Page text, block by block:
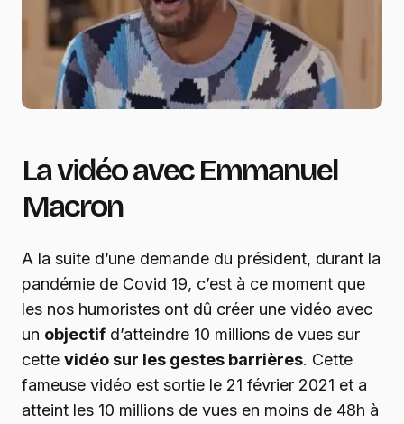
La vidéo avec Emmanuel
Macron
A la suite d’une demande du président, durant la
pandémie de Covid 19, c’est à ce moment que
les nos humoristes ont dû créer une vidéo avec
un objectif d’atteindre 10 millions de vues sur
cette vidéo sur les gestes barrières. Cette
fameuse vidéo est sortie le 21 février 2021 et a
atteint les 10 millions de vues en moins de 48h à